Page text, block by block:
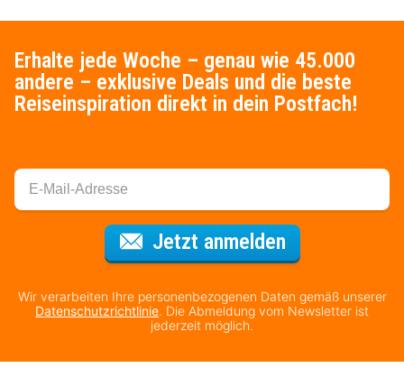
Erhalte jede Woche – genau wie 45.000
andere – exklusive Deals und die beste
Reiseinspiration direkt in dein Postfach!
Jetzt anmeldenFür den
Wir verarbeiten Ihre personenbezogenen Daten gemäß unserer
Datenschutzrichtlinie. Die Abmeldung vom Newsletter ist
jederzeit möglich.